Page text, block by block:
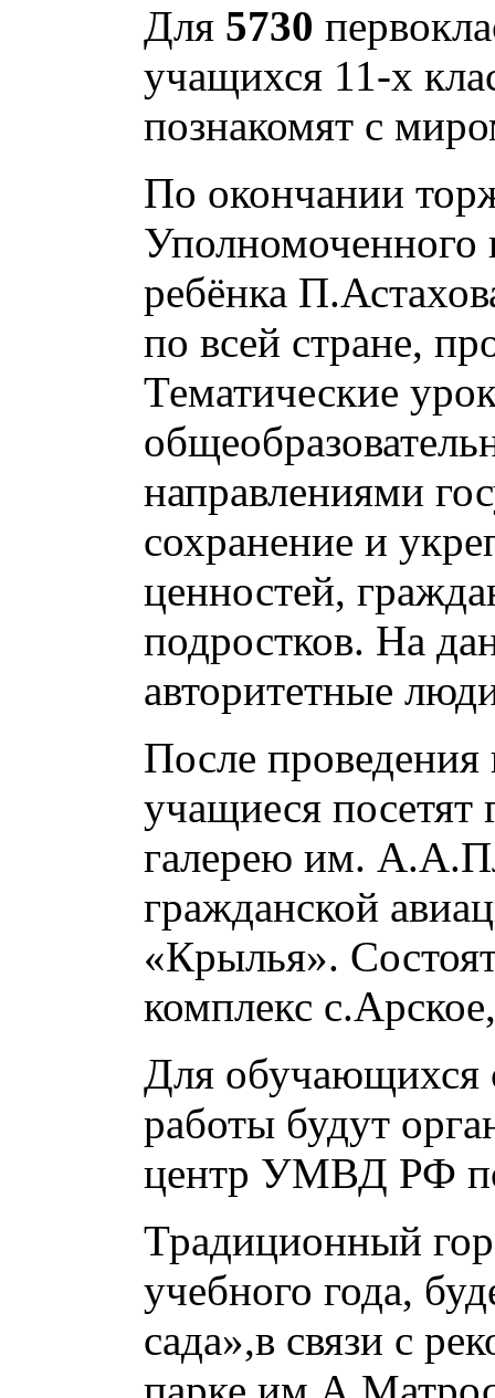
Для 5730
учащихся 11-х
познакомят с
По окончании
Уполномоченного
ребёнка
по всей стране,
Тематические
направлениями
сохранение и
ценностей,
подростков. На
авторитетные
После
учащиеся посетят
галерею им.
гражданской
«Крылья».
комплекс
Для обучающихся
работы будут
центр УМВД РФ по
Традиционный
учебного года,
сада»,в связи с